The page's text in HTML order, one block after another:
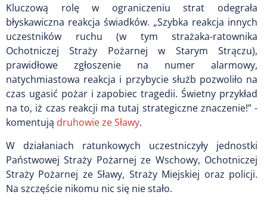
Kluczową rolę w ograniczeniu strat odegrała
błyskawiczna reakcja świadków. „Szybka reakcja innych
uczestników ruchu (w tym strażaka-ratownika
Ochotniczej Straży Pożarnej w Starym Strączu),
prawidłowe zgłoszenie na numer alarmowy,
natychmiastowa reakcja i przybycie służb pozwoliło na
czas ugasić pożar i zapobiec tragedii. Świetny przykład
na to, iż czas reakcji ma tutaj strategiczne znaczenie!” -
komentują druhowie ze Sławy.
W działaniach ratunkowych uczestniczyły jednostki
Państwowej Straży Pożarnej ze Wschowy, Ochotniczej
Straży Pożarnej ze Sławy, Straży Miejskiej oraz policji.
Na szczęście nikomu nic się nie stało.